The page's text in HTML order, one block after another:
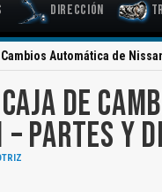
Dirección
Automática de
DE
PARTES Y